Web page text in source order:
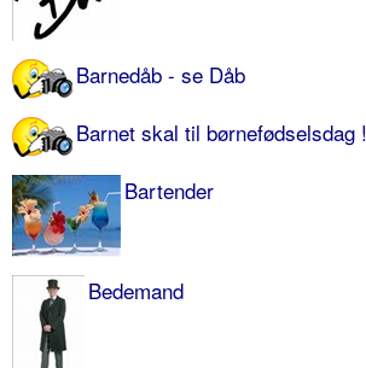
Barnedåb - se Dåb
Barnet skal til børnefødselsdag !
Bartender
Bedemand